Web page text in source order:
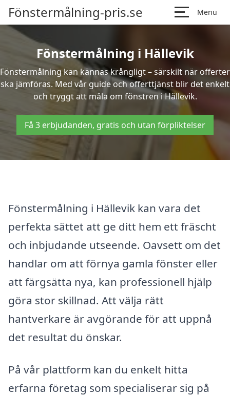
Fönstermålning-pris.se Menu
Fönstermålning i Hällevik
Fönstermålning kan kännas krångligt – särskilt när offerter
ska jämföras. Med vår guide och offerttjänst blir det enkelt
och tryggt att måla om fönstren i Hällevik.
Få 3 erbjudanden, gratis och utan förpliktelser
Fönstermålning i Hällevik kan vara det
perfekta sättet att ge ditt hem ett fräscht
och inbjudande utseende. Oavsett om det
handlar om att förnya gamla fönster eller
att färgsätta nya, kan professionell hjälp
göra stor skillnad. Att välja rätt
hantverkare är avgörande för att uppnå
det resultat du önskar.
På vår plattform kan du enkelt hitta
erfarna företag som specialiserar sig på